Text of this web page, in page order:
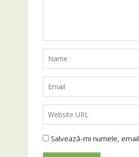
Salvează-mi numele,